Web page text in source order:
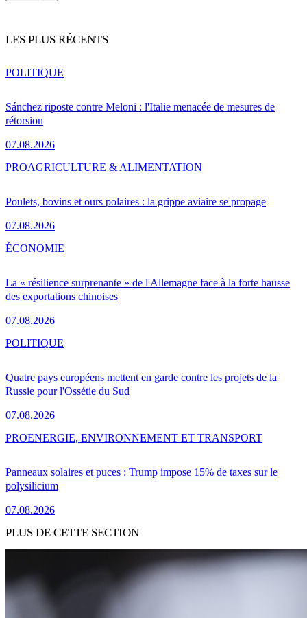
LES PLUS RÉCENTS
Sánchez riposte contre Meloni : l'Italie menacée de mesures de
rétorsion
07.08.2026
POLITIQUE
Poulets, bovins et ours polaires : la grippe aviaire se propage
07.08.2026
PROAGRICULTURE & ALIMENTATION
La « résilience surprenante » de l'Allemagne face à la forte hausse
des exportations chinoises
07.08.2026
ÉCONOMIE
Quatre pays européens mettent en garde contre les projets de la
Russie pour l'Ossétie du Sud
07.08.2026
POLITIQUE
Panneaux solaires et puces : Trump impose 15% de taxes sur le
polysilicium
07.08.2026
PROENERGIE, ENVIRONNEMENT ET TRANSPORT
PLUS DE CETTE SECTION